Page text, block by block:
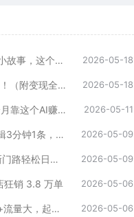
【夯爆了】在头条做《家长里短》二创小故事，这个月收益2w+ 2026-05-18
AI“暴躁老道”赛道，5条作品揽百万播放！（附变现全攻略） 2026-05-18
2026年AI一键生成，动漫转真人，这个月靠这个AI赚了2W+ 2026-05-11
最新AI一键生成影视解说视频，无需剪辑3分钟1条，条条爆款，多平台变现日入2000+ 2026-05-09
2026最新多多虚拟0.01玩法虚拟也有新门路轻松日入2500! 2026-05-09
狂销 3.8 万单 2026-05-06
公众号流量主之拍照技巧赛道，难度低+流量大，起号第一篇就爆了10w阅读！ 2026-05-06